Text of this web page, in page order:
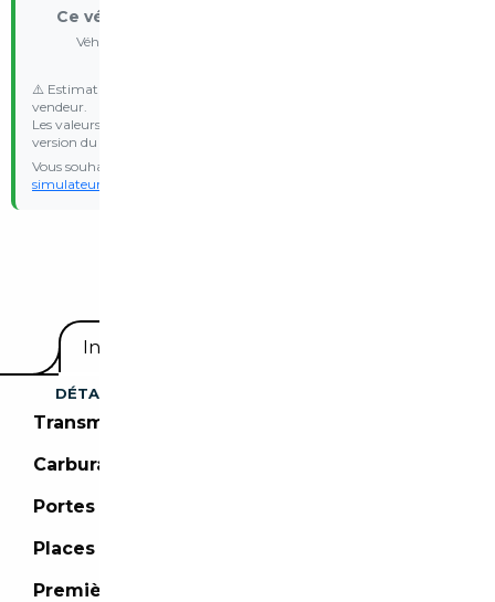
Ce véhicule est exonéré du malus écologique
Véhicule électrique/essence - Exonération réglementaire
⚠️ Estimation indicative basée sur les données communiquées par le
vendeur.
Les valeurs d’émission WLTP et le malus réel peuvent varier selon la
version du véhicule.
Vous souhaitez une estimation personnalisée ? Essayez notre
simulateur de malus
Informations utiles
DÉTAILS DU VÉHICULE
Transmission :
Carburant :
Portes :
Places :
Première mise en circulation :